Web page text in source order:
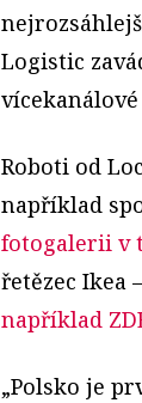
Logistic
Roboti od
například
fotogalerii v
řetězec Ikea
například
„Polsko je